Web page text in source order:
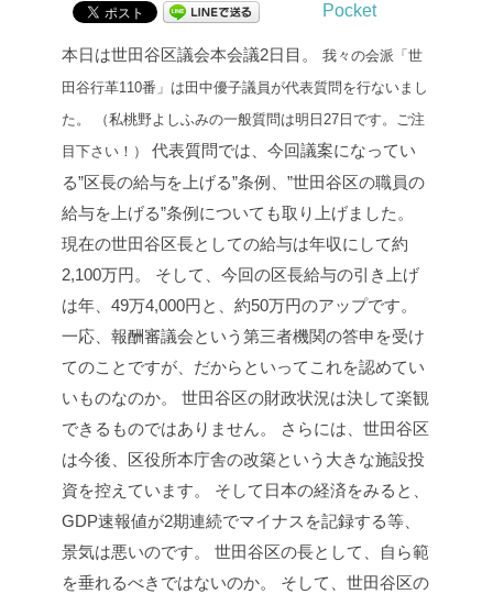
Pocket
本日は世田谷区議会本会議2日目。
我々の会派「世
田谷行革110番」は田中優子議員が代表質問を行ないまし
た。
（私桃野よしふみの一般質問は明日27日です。ご注
目下さい！）
代表質問では、今回議案になってい
る”区長の給与を上げる”条例、”世田谷区の職員の
給与を上げる”条例についても取り上げました。
現在の世田谷区長としての給与は年収にして約
2,100万円。
そして、今回の区長給与の引き上げ
は年、49万4,000円と、約50万円のアップです。
一応、報酬審議会という第三者機関の答申を受け
てのことですが、だからといってこれを認めてい
いものなのか。
世田谷区の財政状況は決して楽観
できるものではありません。
さらには、世田谷区
は今後、区役所本庁舎の改築という大きな施設投
資を控えています。
そして日本の経済をみると、
GDP速報値が2期連続でマイナスを記録する等、
景気は悪いのです。
世田谷区の長として、自ら範
を垂れるべきではないのか。
そして、世田谷区の